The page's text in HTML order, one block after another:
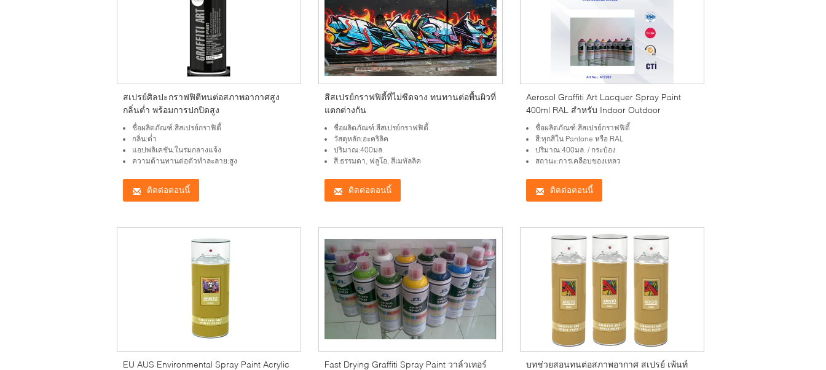
สเปรย์ศิลปะกราฟฟิตีทนต่อสภาพอากาศสูง
กลิ่นต่ำ พร้อมการปกปิดสูง
ชื่อผลิตภัณฑ์:สีสเปรย์กราฟิตี้
กลิ่น:ต่ำ
แอปพลิเคชัน:ในร่มกลางแจ้ง
ความต้านทานต่อตัวทำละลาย:สูง
ติดต่อตอนนี้
สีสเปรย์กราฟฟิตี้ที่ไม่ซีดจาง ทนทานต่อพื้นผิวที่
แตกต่างกัน
ชื่อผลิตภัณฑ์:สีสเปรย์กราฟฟิตี้
วัสดุหลัก:อะคริลิค
ปริมาณ:400มล.
สี:ธรรมดา, ฟลูโอ, สีเมทัลลิค
ติดต่อตอนนี้
Aerosol Graffiti Art Lacquer Spray Paint
400ml RAL สำหรับ Indoor Outdoor
ชื่อผลิตภัณฑ์:สีสเปรย์กราฟฟิตี้
สี:ทุกสีใน Pantone หรือ RAL
ปริมาณ:400มล. / กระป๋อง
สถานะ:การเคลือบของเหลว
ติดต่อตอนนี้
EU AUS Environmental Spray Paint Acrylic
Fast Drying Graffiti Spray Paint วาล์วเทอร์
บทช่วยสอนทนต่อสภาพอากาศ สเปรย์ เพ้นท์